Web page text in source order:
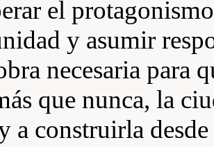
el
y asumir
necesaria para
que nunca, la
a construirla